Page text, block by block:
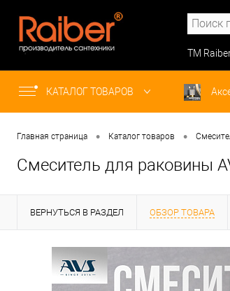
ТМ
КАТАЛОГ ТОВАРОВ
Главная страница • Каталог товаров •
Смеситель для раковины
ВЕРНУТЬСЯ В РАЗДЕЛ ОБЗОР ТОВАРА